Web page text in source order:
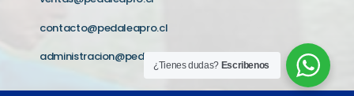
contacto@pedaleapro.cl
administracion@pedaleapro.cl
¿Tienes dudas? Escribenos